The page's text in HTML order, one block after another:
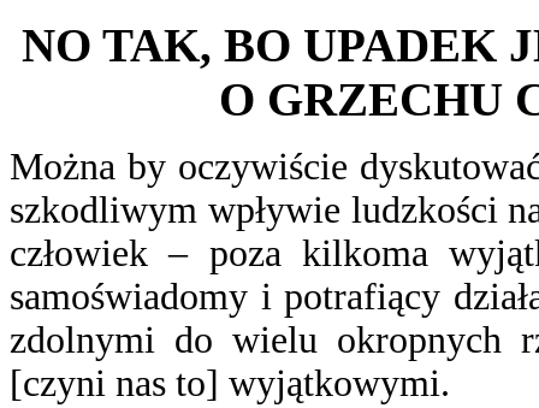
NO TAK, BO UPADEK
O GRZECHU
Można by oczywiście
szkodliwym wpływie ludzkości
człowiek – poza kilkoma
samoświadomy i potrafiący
zdolnymi do wielu okropnych
[czyni nas to] wyjątkowymi.